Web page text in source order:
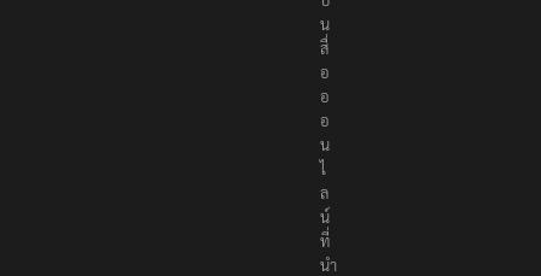
ป็
น
สื่
อ
อ
อ
น
ไ
ล
น์
ที่